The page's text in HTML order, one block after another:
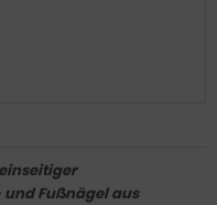
Fußnägel aus